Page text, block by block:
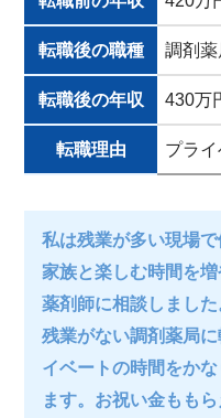
転職後の職種 調剤薬
転職後の年収 430万
転職理由 プラ
私は残業が多い現場
家族と楽しむ時間を
薬剤師に相談しまし
残業がない調剤薬局
イベートの時間をか
ます。お祝い金もも